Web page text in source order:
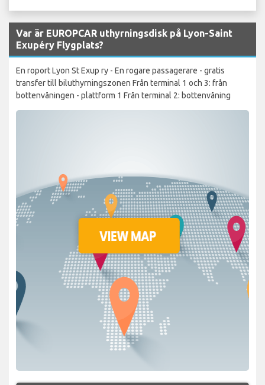
Var är EUROPCAR uthyrningsdisk på Lyon-Saint
Exupéry Flygplats?
En roport Lyon St Exup ry - En rogare passagerare - gratis
transfer till biluthyrningszonen Från terminal 1 och 3: från
bottenvåningen - plattform 1 Från terminal 2: bottenvåning